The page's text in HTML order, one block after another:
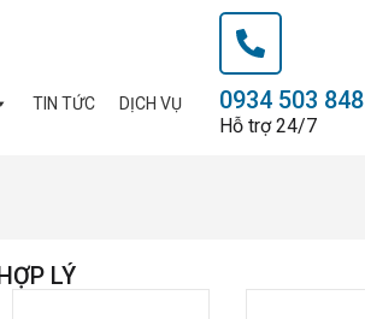
TIN TỨC DỊCH VỤ 0934 503 848
Hỗ trợ 24/7
LÝ